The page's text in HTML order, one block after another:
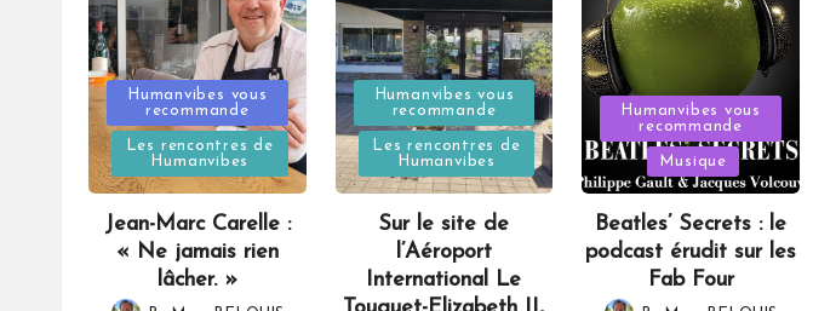
Posted
in
Humanvibes vous
recommande
Les rencontres de
Humanvibes
Jean-Marc Carelle :
« Ne jamais rien
lâcher. »
Posted
in
Humanvibes vous
recommande
Les rencontres de
Humanvibes
Sur le site de
l’Aéroport
International Le
Posted
in
Humanvibes vous
recommande
Musique
Beatles’ Secrets : le
podcast érudit sur les
Fab Four